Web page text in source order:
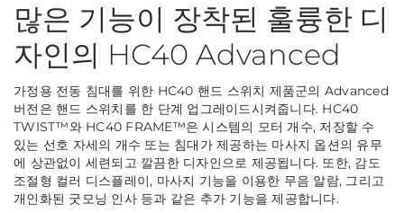
많은 기능이 장착된 훌륭한 디
자인의 HC40 Advanced
가정용 전동 침대를 위한 HC40 핸드 스위치 제품군의 Advanced
버전은 핸드 스위치를 한 단계 업그레이드시켜줍니다. HC40
TWIST™와 HC40 FRAME™은 시스템의 모터 개수, 저장할 수
있는 선호 자세의 개수 또는 침대가 제공하는 마사지 옵션의 유무
에 상관없이 세련되고 깔끔한 디자인으로 제공됩니다. 또한, 감도
조절형 컬러 디스플레이, 마사지 기능을 이용한 무음 알람, 그리고
개인화된 굿모닝 인사 등과 같은 추가 기능을 제공합니다.